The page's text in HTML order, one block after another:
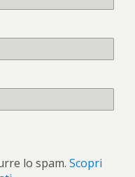
lo spam. Scopri